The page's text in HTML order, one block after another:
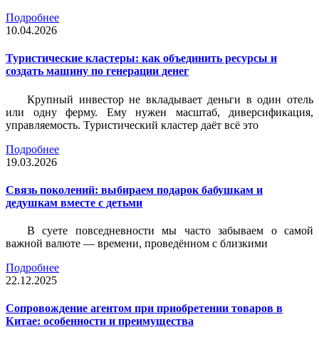
Подробнее
10.04.2026
Туристические кластеры: как объединить ресурсы и
создать машину по генерации денег
Крупный инвестор не вкладывает деньги в один отель
или одну ферму. Ему нужен масштаб, диверсификация,
управляемость. Туристический кластер даёт всё это
Подробнее
19.03.2026
Связь поколений: выбираем подарок бабушкам и
дедушкам вместе с детьми
В суете повседневности мы часто забываем о самой
важной валюте — времени, проведённом с близкими
Подробнее
22.12.2025
Сопровождение агентом при приобретении товаров в
Китае: особенности и преимущества